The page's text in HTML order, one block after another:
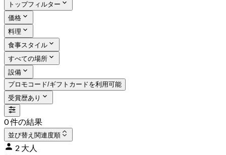
トップフィルター
価格
料理
食事スタイル
すべての場所
設備
プロモコード/ギフトカードを利用可能
受賞歴あり
0 件の結果
並び替え 関連度順
2 大人